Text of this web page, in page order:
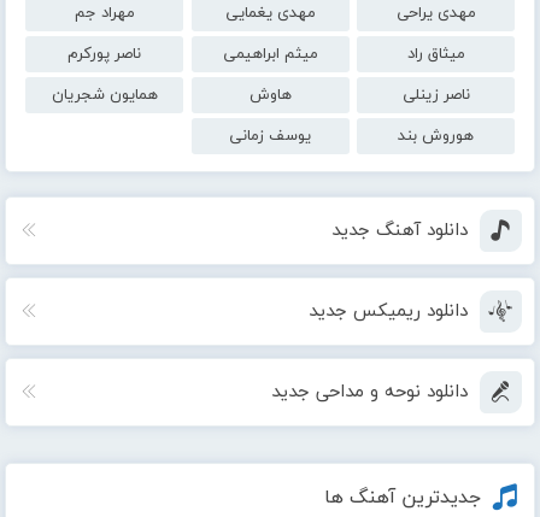
مهدی یراحی
مهدی یغمایی
مهراد جم
میثاق راد
میثم ابراهیمی
ناصر پورکرم
ناصر زینلی
هاوش
همایون شجریان
هوروش بند
یوسف زمانی
دانلود آهنگ جدید
دانلود ریمیکس جدید
دانلود نوحه و مداحی جدید
جدیدترین آهنگ ها